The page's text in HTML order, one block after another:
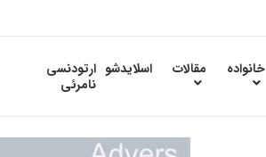
خانواده مقالات اسلایدشو ارتودنسی
نامرئی